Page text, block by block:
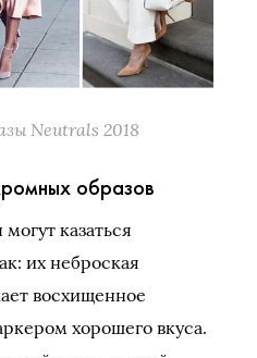
Neutrals 2018
образов
казаться
их неброская
восхищенное
хорошего вкуса.